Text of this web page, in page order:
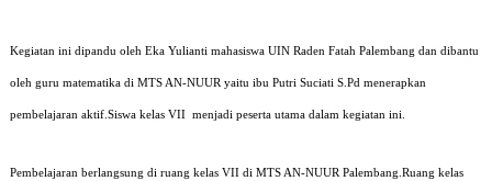
Kegiatan ini dipandu oleh Eka Yulianti mahasiswa UIN Raden Fatah Palembang dan dibantu
oleh guru matematika di MTS AN-NUUR yaitu ibu Putri Suciati S.Pd menerapkan
pembelajaran aktif.Siswa kelas VII menjadi peserta utama dalam kegiatan ini.
Pembelajaran berlangsung di ruang kelas VII di MTS AN-NUUR Palembang.Ruang kelas